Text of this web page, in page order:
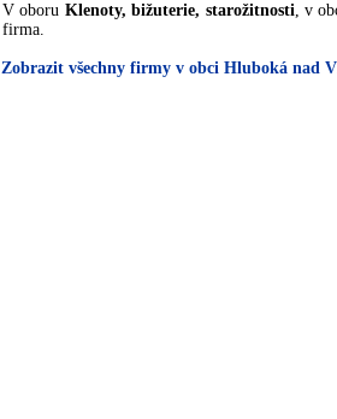
V oboru Klenoty, bižuterie, starožitnosti, v
firma.
Zobrazit všechny firmy v obci Hluboká nad